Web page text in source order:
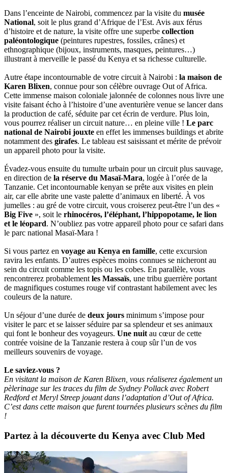
Dans l’enceinte de Nairobi, commencez par la visite du musée
National, soit le plus grand d’Afrique de l’Est. Avis aux férus
d’histoire et de nature, la visite offre une superbe collection
paléontologique (peintures rupestres, fossiles, crânes) et
ethnographique (bijoux, instruments, masques, peintures…)
illustrant à merveille le passé du Kenya et sa richesse culturelle.
Autre étape incontournable de votre circuit à Nairobi : la maison de
Karen Blixen, connue pour son célèbre ouvrage Out of Africa.
Cette immense maison coloniale jalonnée de colonnes nous livre une
visite faisant écho à l’histoire d’une aventurière venue se lancer dans
la production de café, séduite par cet écrin de verdure. Plus loin,
vous pourrez réaliser un circuit nature… en pleine ville ! Le parc
national de Nairobi jouxte en effet les immenses buildings et abrite
notamment des girafes. Le tableau est saisissant et mérite de prévoir
un appareil photo pour la visite.
Évadez-vous ensuite du tumulte urbain pour un circuit plus sauvage,
en direction de la réserve du Masaï-Mara, logée à l’orée de la
Tanzanie. Cet incontournable kenyan se prête aux visites en plein
air, car elle abrite une vaste palette d’animaux en liberté. À vos
jumelles : au gré de votre circuit, vous croiserez peut-être l’un des «
Big Five », soit le rhinocéros, l’éléphant, l’hippopotame, le lion
et le léopard. N’oubliez pas votre appareil photo pour ce safari dans
le parc national Masaï-Mara !
Si vous partez en voyage au Kenya en famille, cette excursion
ravira les enfants. D’autres espèces moins connues se nicheront au
sein du circuit comme les topis ou les cobes. En parallèle, vous
rencontrerez probablement les Massaïs, une tribu guerrière portant
de magnifiques costumes rouge vif contrastant habilement avec les
couleurs de la nature.
Un séjour d’une durée de deux jours minimum s’impose pour
visiter le parc et se laisser séduire par sa splendeur et ses animaux
qui font le bonheur des voyageurs. Une nuit au cœur de cette
contrée voisine de la Tanzanie restera à coup sûr l’un de vos
meilleurs souvenirs de voyage.
Le saviez-vous ?
En visitant la maison de Karen Blixen, vous réaliserez également un
pèlerinage sur les traces du film de Sydney Pollack avec Robert
Redford et Meryl Streep jouant dans l’adaptation d’Out of Africa.
C’est dans cette maison que furent tournées plusieurs scènes du film
!
Partez à la découverte du Kenya avec Club Med